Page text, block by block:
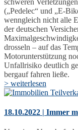
(„Pedelec“ und „E-
wenngleich nicht alle
der deutschen
drosseln – auf das
Motorunterstützung
Unfallrisiko deutlich
bergauf fahren ließe.
> weiterlesen
18.10.2022 | Immer